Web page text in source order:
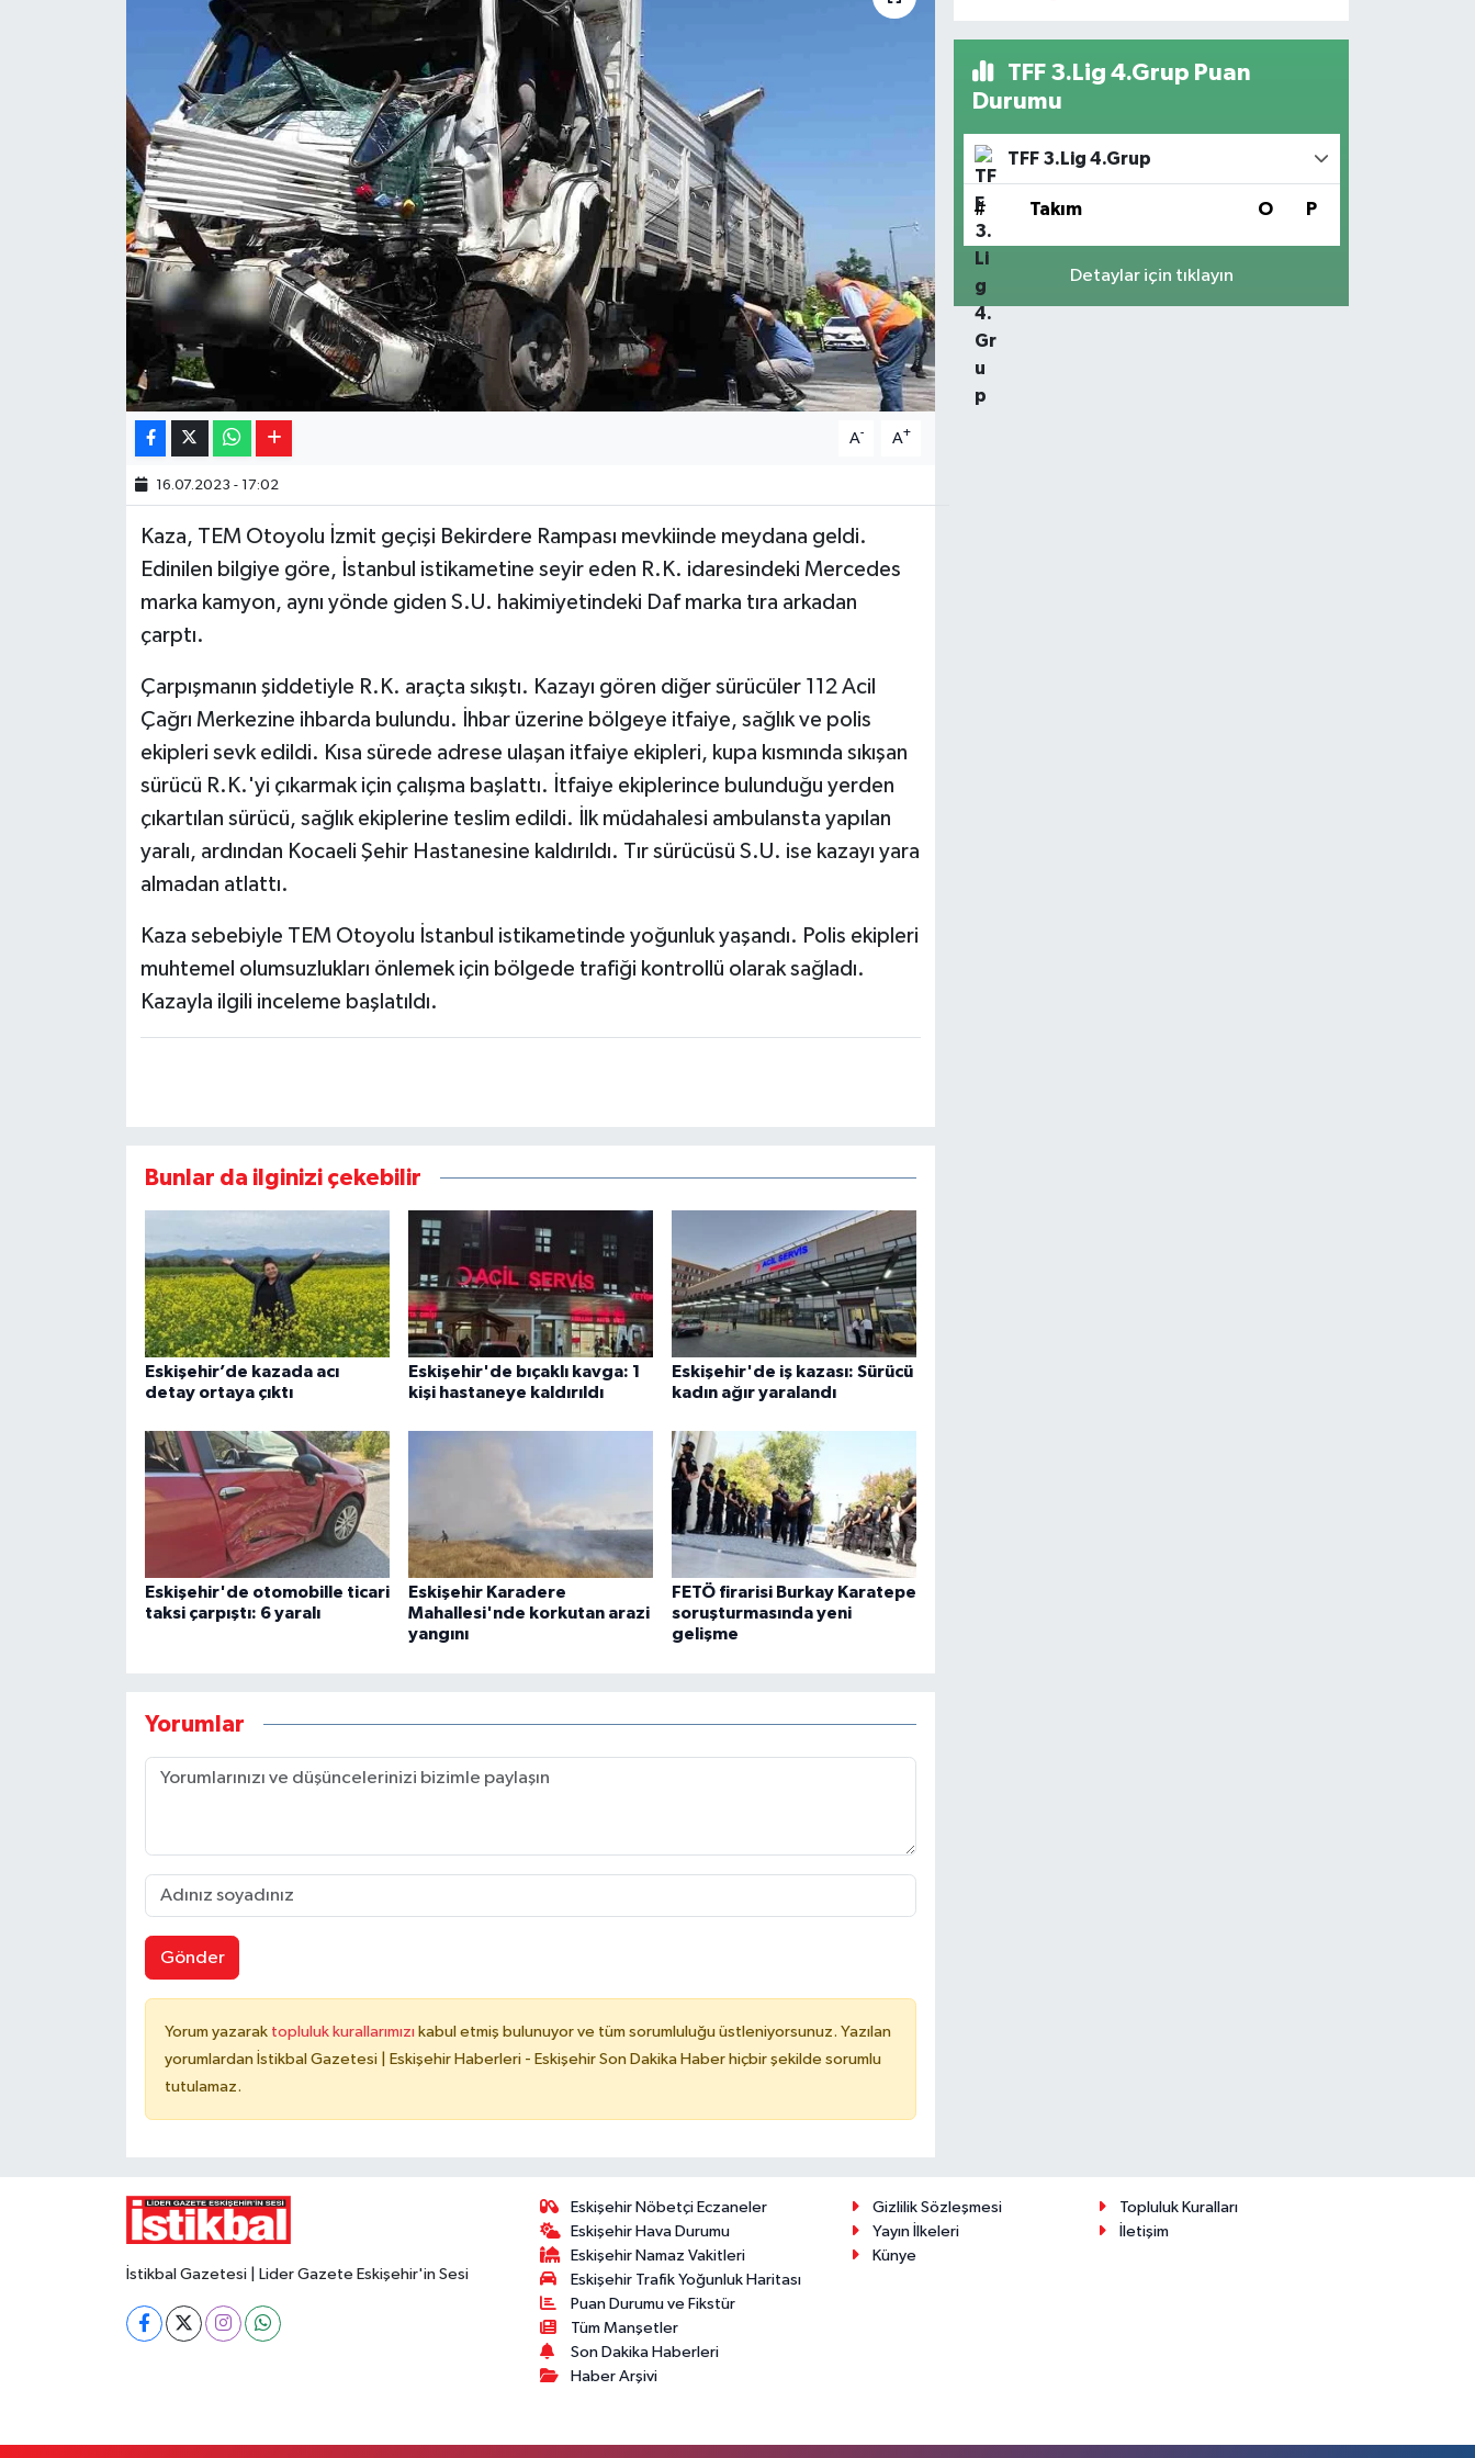
A- A+
16.07.2023 - 17:02
Kaza, TEM Otoyolu İzmit geçişi Bekirdere Rampası mevkiinde meydana geldi.
Edinilen bilgiye göre, İstanbul istikametine seyir eden R.K. idaresindeki Mercedes
marka kamyon, aynı yönde giden S.U. hakimiyetindeki Daf marka tıra arkadan
çarptı.
Çarpışmanın şiddetiyle R.K. araçta sıkıştı. Kazayı gören diğer sürücüler 112 Acil
Çağrı Merkezine ihbarda bulundu. İhbar üzerine bölgeye itfaiye, sağlık ve polis
ekipleri sevk edildi. Kısa sürede adrese ulaşan itfaiye ekipleri, kupa kısmında sıkışan
sürücü R.K.'yi çıkarmak için çalışma başlattı. İtfaiye ekiplerince bulunduğu yerden
çıkartılan sürücü, sağlık ekiplerine teslim edildi. İlk müdahalesi ambulansta yapılan
yaralı, ardından Kocaeli Şehir Hastanesine kaldırıldı. Tır sürücüsü S.U. ise kazayı yara
almadan atlattı.
Kaza sebebiyle TEM Otoyolu İstanbul istikametinde yoğunluk yaşandı. Polis ekipleri
muhtemel olumsuzlukları önlemek için bölgede trafiği kontrollü olarak sağladı.
Kazayla ilgili inceleme başlatıldı.
Bunlar da ilginizi çekebilir
Eskişehir’de kazada acı
detay ortaya çıktı
Eskişehir'de bıçaklı kavga: 1
kişi hastaneye kaldırıldı
Eskişehir'de iş kazası: Sürücü
kadın ağır yaralandı
Eskişehir'de otomobille ticari
taksi çarpıştı: 6 yaralı
Eskişehir Karadere
Mahallesi'nde korkutan arazi
yangını
FETÖ firarisi Burkay Karatepe
soruşturmasında yeni
gelişme
Yorumlar
Gönder
Yorum yazarak topluluk kurallarımızı kabul etmiş bulunuyor ve tüm sorumluluğu üstleniyorsunuz. Yazılan
yorumlardan İstikbal Gazetesi | Eskişehir Haberleri - Eskişehir Son Dakika Haber hiçbir şekilde sorumlu
tutulamaz.
TFF 3.Lig 4.Grup Puan
Durumu
TFF 3.Lig 4.Grup
# Takım O P
Detaylar için tıklayın
İstikbal Gazetesi | Lider Gazete Eskişehir'in Sesi
Eskişehir Nöbetçi Eczaneler
Eskişehir Hava Durumu
Eskişehir Namaz Vakitleri
Eskişehir Trafik Yoğunluk Haritası
Puan Durumu ve Fikstür
Tüm Manşetler
Son Dakika Haberleri
Haber Arşivi
Gizlilik Sözleşmesi
Topluluk Kuralları
Yayın İlkeleri
İletişim
Künye
Resmi ilanlar